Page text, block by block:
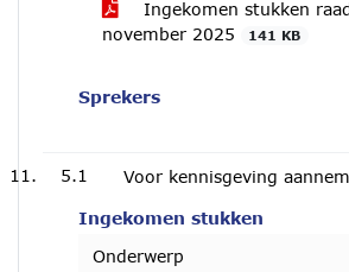
Ingekomen stukken
november 2025
141 KB
Sprekers
5.1 Voor kennisgeving
Ingekomen stukken
Onderwerp